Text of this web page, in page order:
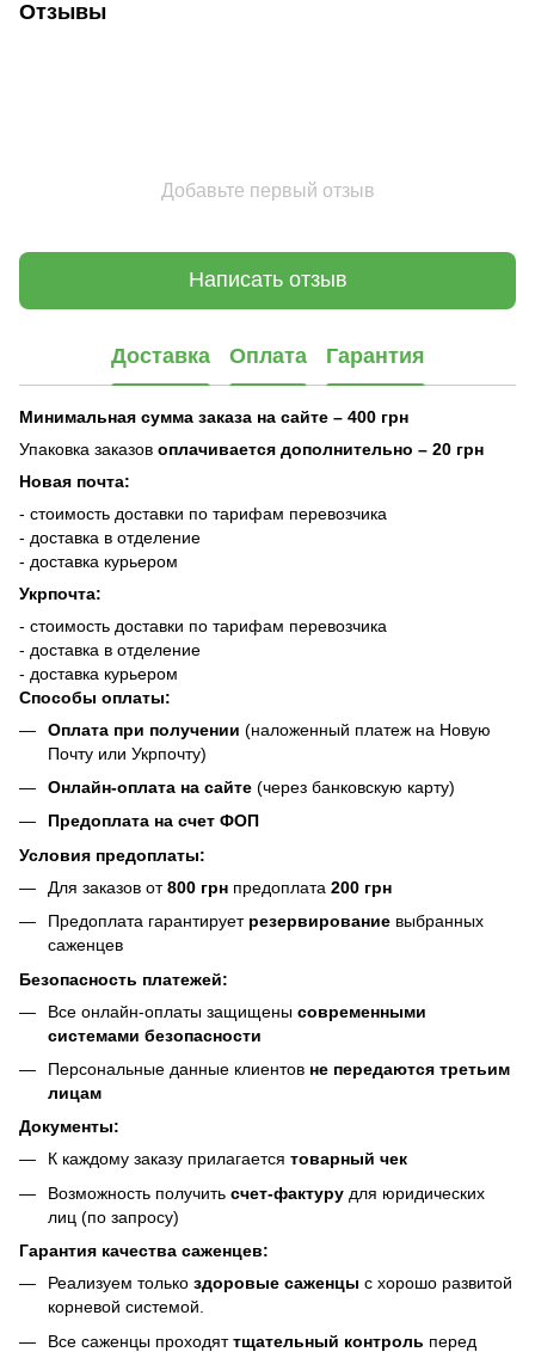
Отзывы
Добавьте первый отзыв
Написать отзыв
Доставка Оплата Гарантия
Минимальная сумма заказа на сайте – 400 грн
Упаковка заказов оплачивается дополнительно – 20 грн
Новая почта:
- стоимость доставки по тарифам перевозчика
- доставка в отделение
- доставка курьером
Укрпочта:
- стоимость доставки по тарифам перевозчика
- доставка в отделение
- доставка курьером
Способы оплаты:
Оплата при получении (наложенный платеж на Новую
Почту или Укрпочту)
Онлайн-оплата на сайте (через банковскую карту)
Предоплата на счет ФОП
Условия предоплаты:
Для заказов от800 грн предоплата 200 грн
Предоплата гарантирует резервирование выбранных
саженцев
Безопасность платежей:
Все онлайн-оплаты защищены современными
системами безопасности
Персональные данные клиентов не передаются третьим
лицам
Документы:
К каждому заказу прилагается товарный чек
Возможность получить счет-фактуру для юридических
лиц (по запросу)
Гарантия качества саженцев:
Реализуем только здоровые саженцы с хорошо развитой
корневой системой.
Все саженцы проходяттщательный контроль перед